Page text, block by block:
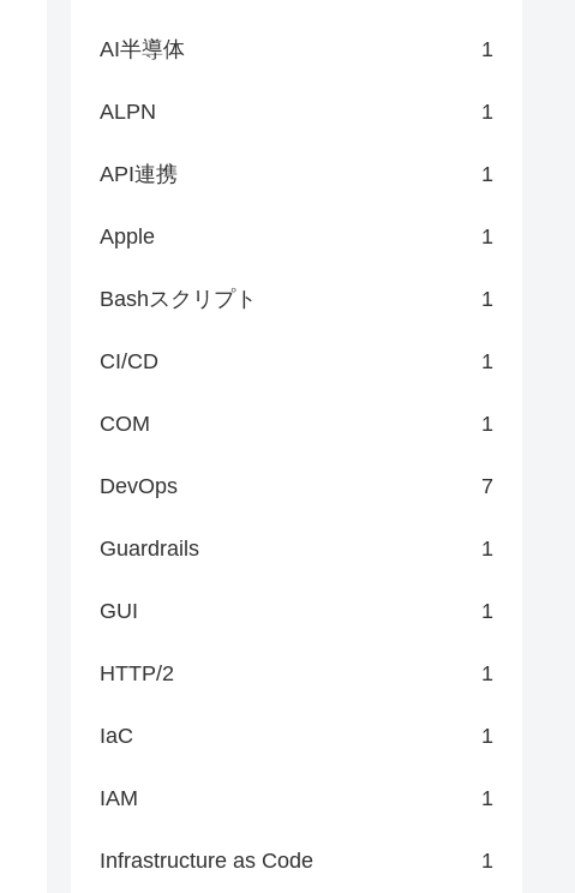
AI半導体 1
ALPN 1
API連携 1
Apple 1
Bashスクリプト 1
CI/CD 1
COM 1
DevOps 7
Guardrails 1
GUI 1
HTTP/2 1
IaC 1
IAM 1
Infrastructure as Code 1